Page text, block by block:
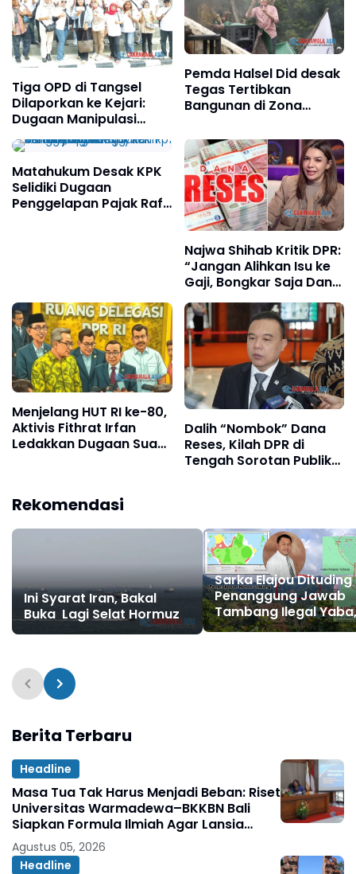
Tiga OPD di Tangsel
Dilaporkan ke Kejari:
Dugaan Manipulasi
Data Honorer dan
Kegiatan Fiktif Rugikan
Keuangan Negara
Puluhan Miliar.
Pemda Halsel Did desak
Tegas Tertibkan
Bangunan di Zona
Peringatkan Potensi
Konflik dan Dampak
Lingkungan.
Matahukum Desak KPK
Selidiki Dugaan
Penggelapan Pajak Raffi
Najwa Shihab Kritik DPR:
“Jangan Alihkan Isu ke
Gaji, Bongkar Saja Dana
Reses Miliaran yang Tak
Pernah Diaudit”
Menjelang HUT RI ke-80,
Aktivis Fithrat Irfan
Ledakkan Dugaan Suap
Dalih “Nombok” Dana
Reses, Kilah DPR di
Tengah Sorotan Publik
Rekomendasi
Ini Syarat Iran, Bakal
Buka Lagi Selat Hormuz
Sarka Elajou Dituding
Penanggung Jawab
Tambang Ilegal Yaba,
Isbat Usman: PT IMM
Berita Terbaru
Headline
Masa Tua Tak Harus Menjadi Beban: Riset
Universitas Warmadewa–BKKBN Bali
Siapkan Formula Ilmiah Agar Lansia
Tetap Sehat, Bahagia, dan Produktif
Agustus 05, 2026
Headline